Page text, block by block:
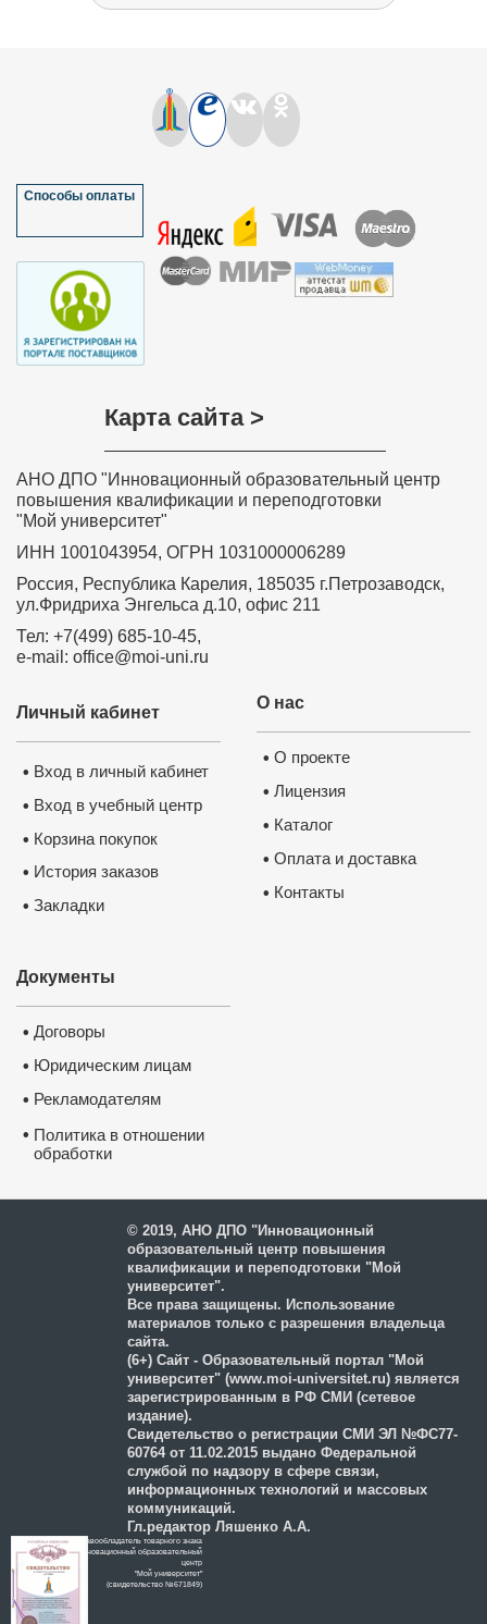
Способы оплаты
Карта сайта >
АНО ДПО "Инновационный образовательный центр
повышения квалификации и переподготовки
"Мой университет"
ИНН 1001043954, ОГРН 1031000006289
Россия, Республика Карелия, 185035 г.Петрозаводск,
ул.Фридриха Энгельса д.10, офис 211
Тел: +7(499) 685-10-45,
e-mail: office@moi-uni.ru
О нас
• О проекте
• Лицензия
• Каталог
• Оплата и доставка
• Контакты
Личный кабинет
• Вход в личный кабинет
• Вход в учебный центр
• Корзина покупок
• История заказов
• Закладки
Документы
• Договоры
• Юридическим лицам
• Рекламодателям
• Политика в отношении
обработки
© 2019, АНО ДПО "Инновационный
образовательный центр повышения
квалификации и переподготовки "Мой
университет".
Все права защищены. Использование
материалов только с разрешения владельца
сайта.
(6+) Сайт - Образовательный портал "Мой
университет" (www.moi-universitet.ru) является
зарегистрированным в РФ СМИ (сетевое
издание).
Свидетельство о регистрации СМИ ЭЛ №ФС77-
60764 от 11.02.2015 выдано Федеральной
службой по надзору в сфере связи,
информационных технологий и массовых
коммуникаций.
Гл.редактор Ляшенко А.А.
Правообладатель товарного знака
Инновационный образовательный
цeнтр
"Мой университет"
(свидетельство №671849)